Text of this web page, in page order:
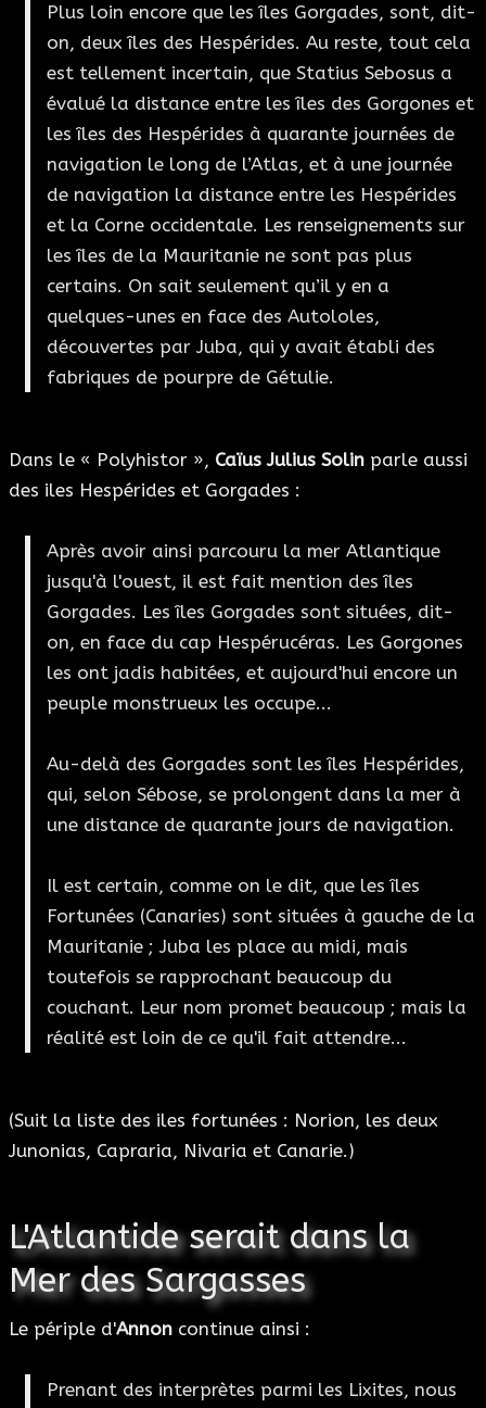
Plus loin encore que les îles Gorgades, sont, dit-
on, deux îles des Hespérides. Au reste, tout cela
est tellement incertain, que Statius Sebosus a
évalué la distance entre les îles des Gorgones et
les îles des Hespérides à quarante journées de
navigation le long de l’Atlas, et à une journée
de navigation la distance entre les Hespérides
et la Corne occidentale. Les renseignements sur
les îles de la Mauritanie ne sont pas plus
certains. On sait seulement qu’il y en a
quelques-unes en face des Autololes,
découvertes par Juba, qui y avait établi des
fabriques de pourpre de Gétulie.
Dans le « Polyhistor », Caïus Julius Solin parle aussi
des iles Hespérides et Gorgades :
Après avoir ainsi parcouru la mer Atlantique
jusqu'à l'ouest, il est fait mention des îles
Gorgades. Les îles Gorgades sont situées, dit-
on, en face du cap Hespérucéras. Les Gorgones
les ont jadis habitées, et aujourd'hui encore un
peuple monstrueux les occupe...
Au-delà des Gorgades sont les îles Hespérides,
qui, selon Sébose, se prolongent dans la mer à
une distance de quarante jours de navigation.
Il est certain, comme on le dit, que les îles
Fortunées (Canaries) sont situées à gauche de la
Mauritanie ; Juba les place au midi, mais
toutefois se rapprochant beaucoup du
couchant. Leur nom promet beaucoup ; mais la
réalité est loin de ce qu'il fait attendre...
(Suit la liste des iles fortunées : Norion, les deux
Junonias, Capraria, Nivaria et Canarie.)
L'Atlantide serait dans la
Mer des Sargasses
Le périple d'Annon continue ainsi :
Prenant des interprètes parmi les Lixites, nous